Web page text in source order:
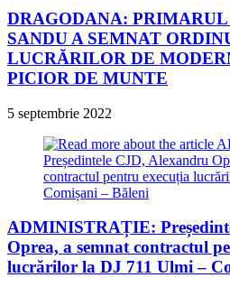
DRAGODANA:
SANDU A SEMNAT
LUCRĂRILOR DE
PICIOR DE MUNTE
5 septembrie 2022
ADMINISTRAȚIE:
Oprea, a semnat contractul
lucrărilor la DJ 711 Ulmi –